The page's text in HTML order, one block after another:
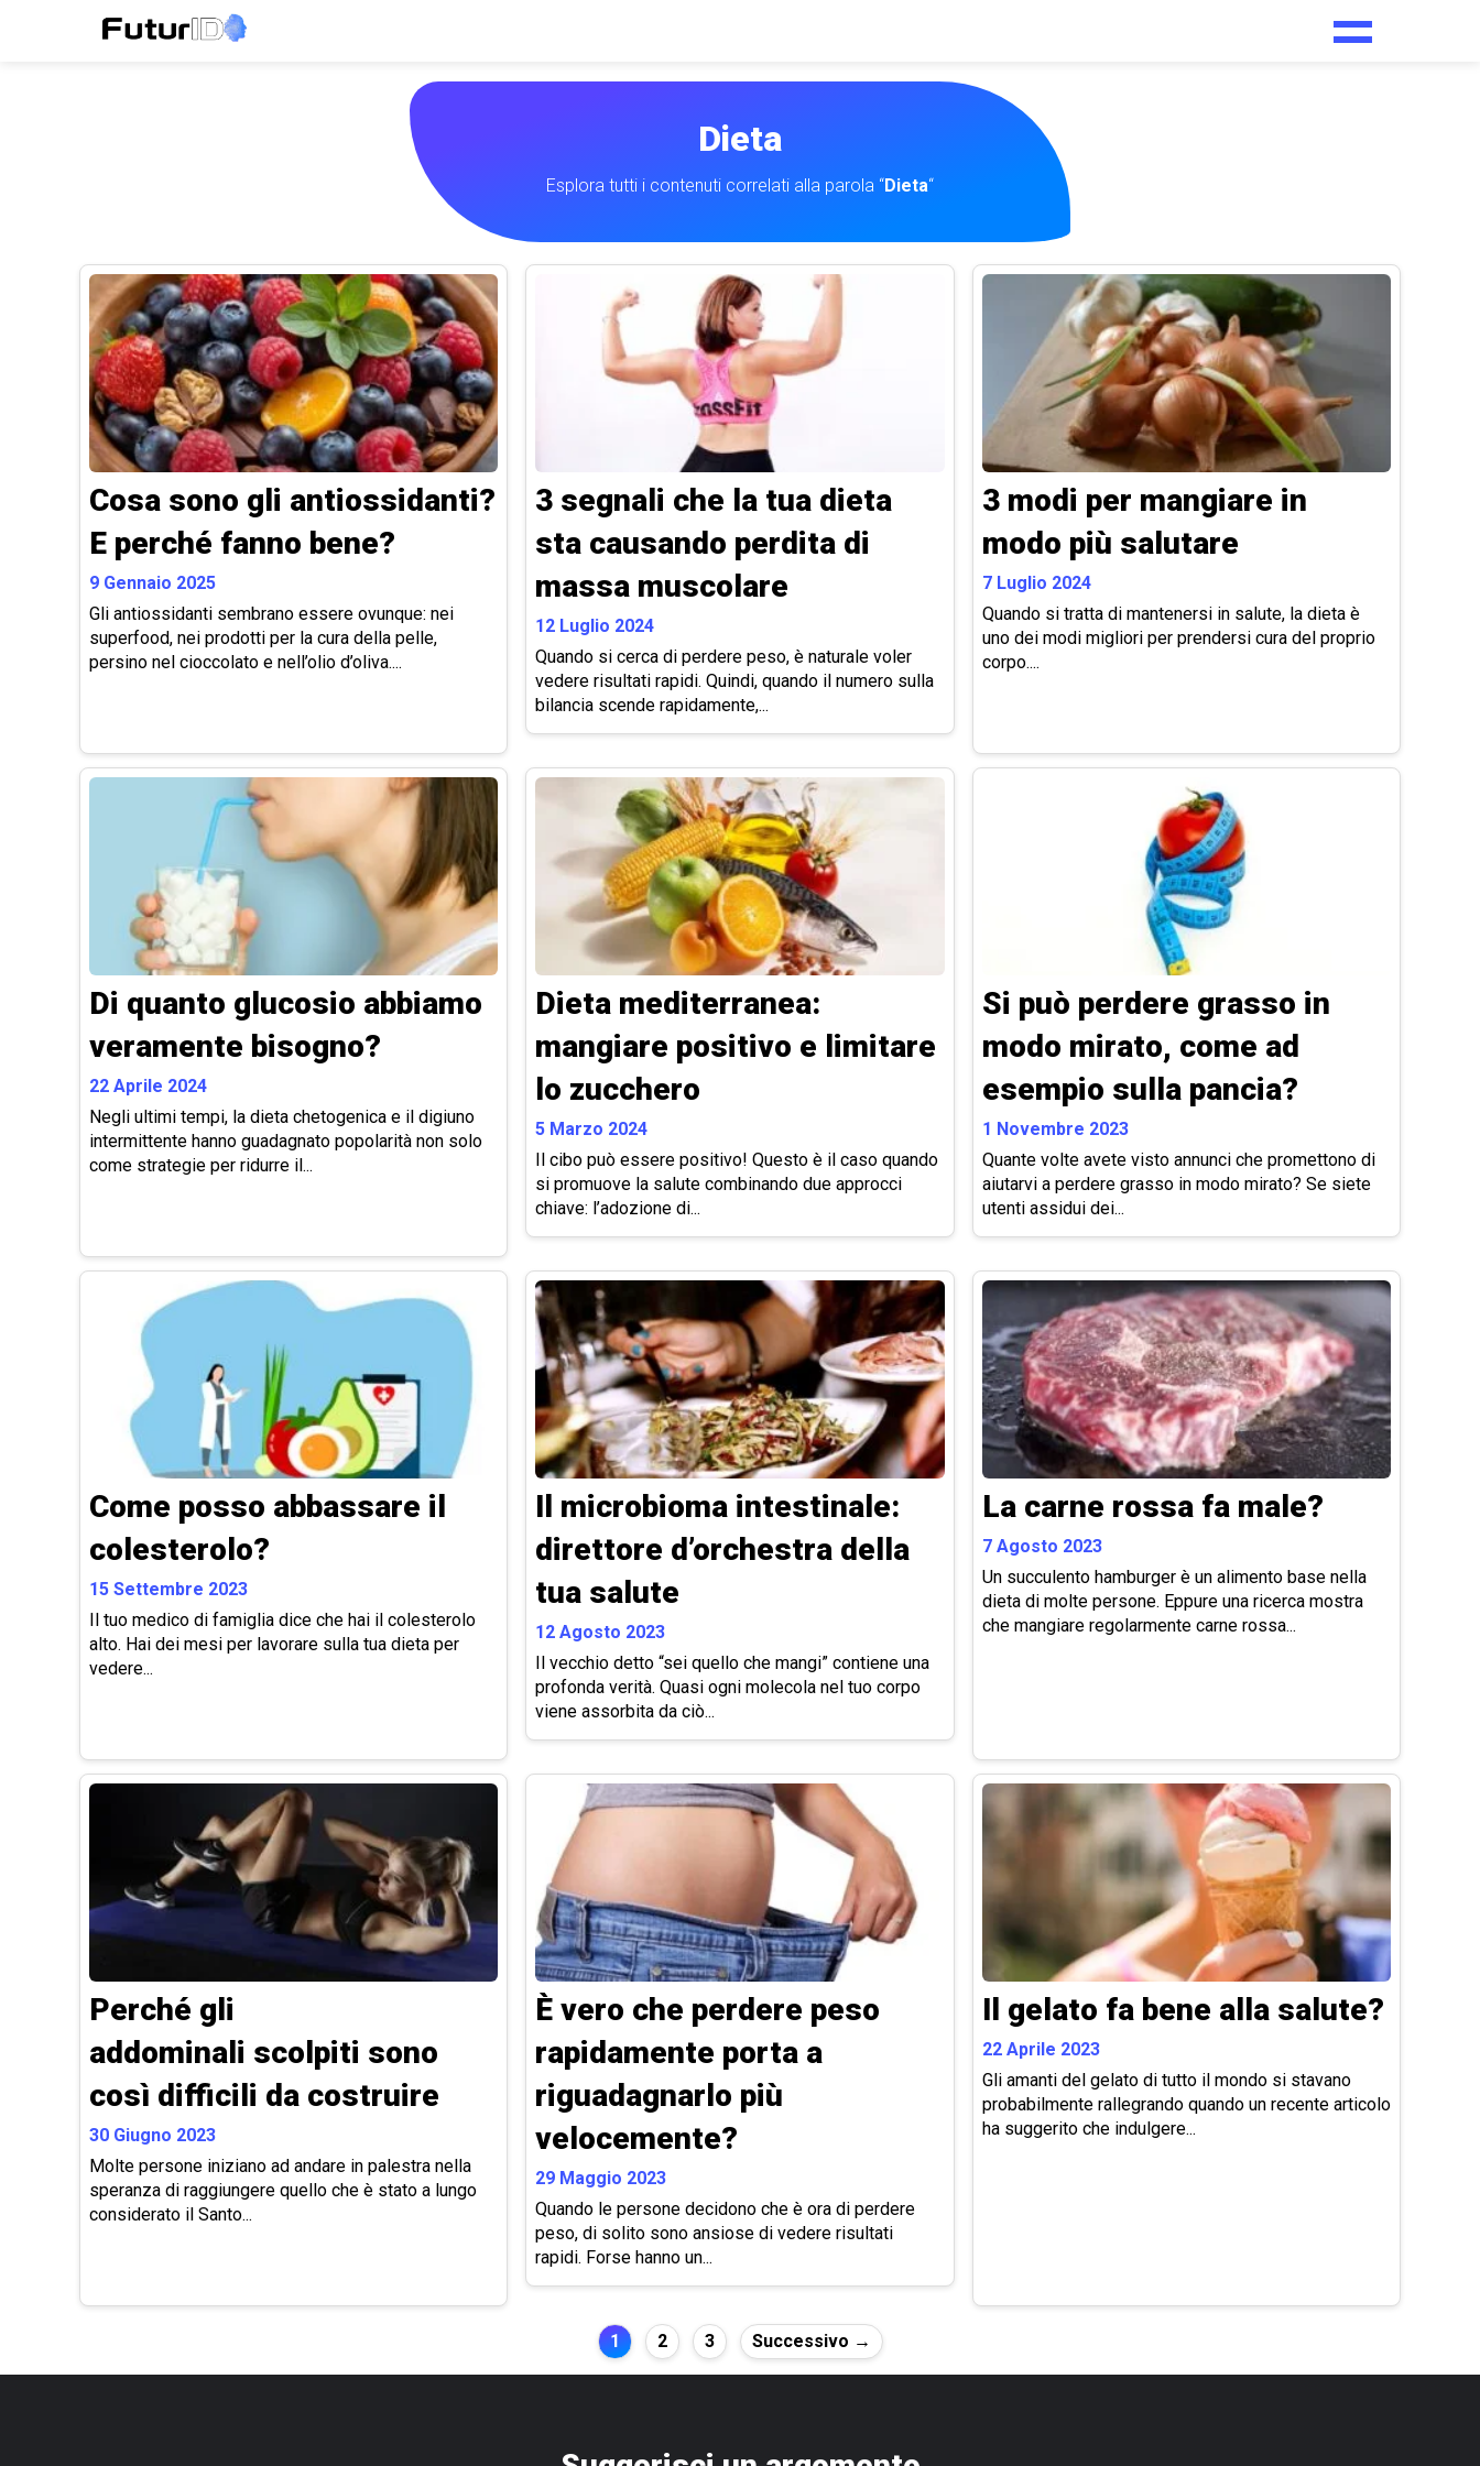
Dieta
Esplora tutti i contenuti correlati alla parola “Dieta“
Cosa sono gli antiossidanti?
E perché fanno bene?
9 Gennaio 2025
Gli antiossidanti sembrano essere ovunque: nei
superfood, nei prodotti per la cura della pelle,
persino nel cioccolato e nell’olio d’oliva....
3 segnali che la tua dieta
sta causando perdita di
massa muscolare
12 Luglio 2024
Quando si cerca di perdere peso, è naturale voler
vedere risultati rapidi. Quindi, quando il numero sulla
bilancia scende rapidamente,...
3 modi per mangiare in
modo più salutare
7 Luglio 2024
Quando si tratta di mantenersi in salute, la dieta è
uno dei modi migliori per prendersi cura del proprio
corpo....
Di quanto glucosio abbiamo
veramente bisogno?
22 Aprile 2024
Negli ultimi tempi, la dieta chetogenica e il digiuno
intermittente hanno guadagnato popolarità non solo
come strategie per ridurre il...
Dieta mediterranea:
mangiare positivo e limitare
lo zucchero
5 Marzo 2024
Il cibo può essere positivo! Questo è il caso quando
si promuove la salute combinando due approcci
chiave: l’adozione di...
Si può perdere grasso in
modo mirato, come ad
esempio sulla pancia?
1 Novembre 2023
Quante volte avete visto annunci che promettono di
aiutarvi a perdere grasso in modo mirato? Se siete
utenti assidui dei...
Come posso abbassare il
colesterolo?
15 Settembre 2023
Il tuo medico di famiglia dice che hai il colesterolo
alto. Hai dei mesi per lavorare sulla tua dieta per
vedere...
Il microbioma intestinale:
direttore d’orchestra della
tua salute
12 Agosto 2023
Il vecchio detto “sei quello che mangi” contiene una
profonda verità. Quasi ogni molecola nel tuo corpo
viene assorbita da ciò...
La carne rossa fa male?
7 Agosto 2023
Un succulento hamburger è un alimento base nella
dieta di molte persone. Eppure una ricerca mostra
che mangiare regolarmente carne rossa...
Perché gli
addominali scolpiti sono
così difficili da costruire
30 Giugno 2023
Molte persone iniziano ad andare in palestra nella
speranza di raggiungere quello che è stato a lungo
considerato il Santo...
È vero che perdere peso
rapidamente porta a
riguadagnarlo più
velocemente?
29 Maggio 2023
Quando le persone decidono che è ora di perdere
peso, di solito sono ansiose di vedere risultati
rapidi. Forse hanno un...
Il gelato fa bene alla salute?
22 Aprile 2023
Gli amanti del gelato di tutto il mondo si stavano
probabilmente rallegrando quando un recente articolo
ha suggerito che indulgere...
degli
1 2 3 Successivo →